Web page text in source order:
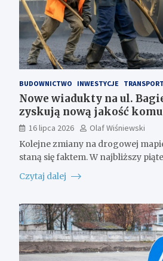
BUDOWNICTWO INWESTYCJE TRANSPORT
Nowe wiadukty na ul.
zyskują nową jakość
16 lipca 2026
Olaf Wiśniewski
Kolejne zmiany na drogowej
staną się faktem. W najbliższy
Czytaj dalej